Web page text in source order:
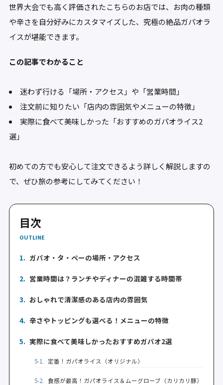
世界大会でも高く評価されたこちらのお店では、お肉の種類
や辛さを自分好みにカスタマイズした、究極の絶品ガパオラ
イスが堪能できます。
この記事でわかること
迷わず行ける「場所・アクセス」や「営業時間」
注文前に知りたい「店内の雰囲気やメニューの特徴」
実際に食べて美味しかった「おすすめのガパオライス2
選」
初めての方でも安心して注文できるよう詳しく解説しますの
で、ぜひ旅の参考にしてみてください！
目次
OUTLINE
1. ガパオ・タ・ペーの場所・アクセス
2. 営業時間は？ランチやディナーの混雑する時間帯
3. おしゃれで清潔感のある店内の雰囲気
4. 辛さやトッピングも選べる！メニューの特徴
5. 実際に食べて美味しかったおすすめガパオ2選
5-1. 定番！ガパオライス（オリジナル）
5-2. 食感が最高！ガパオライス＆ムーグローブ（カリカリ豚）